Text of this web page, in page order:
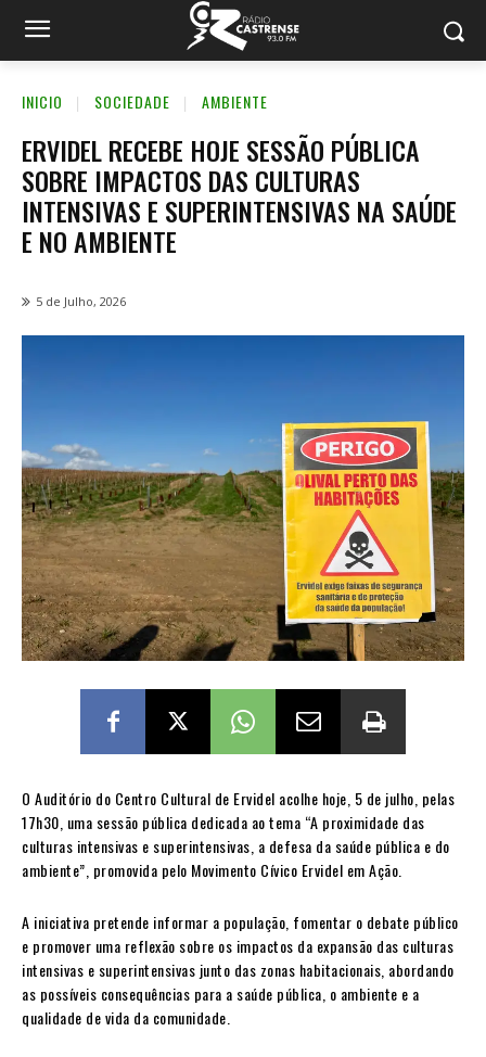
INICIO SOCIEDADE AMBIENTE
ERVIDEL RECEBE HOJE SESSÃO PÚBLICA
SOBRE IMPACTOS DAS CULTURAS
INTENSIVAS E SUPERINTENSIVAS NA SAÚDE
E NO AMBIENTE
5 de Julho, 2026
O Auditório do Centro Cultural de Ervidel acolhe hoje, 5 de julho, pelas
17h30, uma sessão pública dedicada ao tema “A proximidade das
culturas intensivas e superintensivas, a defesa da saúde pública e do
ambiente”, promovida pelo Movimento Cívico Ervidel em Ação.
A iniciativa pretende informar a população, fomentar o debate público
e promover uma reflexão sobre os impactos da expansão das culturas
intensivas e superintensivas junto das zonas habitacionais, abordando
as possíveis consequências para a saúde pública, o ambiente e a
qualidade de vida da comunidade.